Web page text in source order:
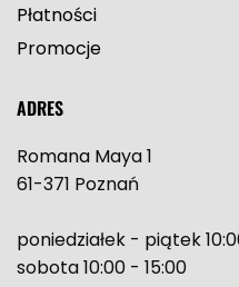
Płatności
Promocje
ADRES
Romana Maya 1
61-371 Poznań
poniedziałek - piątek
sobota 10:00 - 15:00